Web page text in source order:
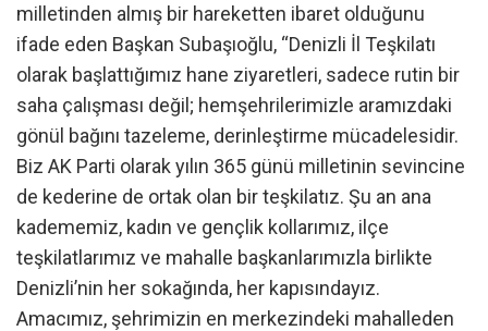
milletinden almış bir hareketten ibaret olduğunu
ifade eden Başkan Subaşıoğlu, “Denizli İl Teşkilatı
olarak başlattığımız hane ziyaretleri, sadece rutin bir
saha çalışması değil; hemşehrilerimizle aramızdaki
gönül bağını tazeleme, derinleştirme mücadelesidir.
Biz AK Parti olarak yılın 365 günü milletinin sevincine
de kederine de ortak olan bir teşkilatız. Şu an ana
kadememiz, kadın ve gençlik kollarımız, ilçe
teşkilatlarımız ve mahalle başkanlarımızla birlikte
Denizli’nin her sokağında, her kapısındayız.
Amacımız, şehrimizin en merkezindeki mahalleden